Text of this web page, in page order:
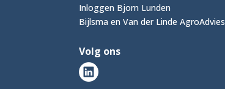
Inloggen Bjorn Lunden
Bijlsma en Van der Linde AgroAdvies
Volg ons